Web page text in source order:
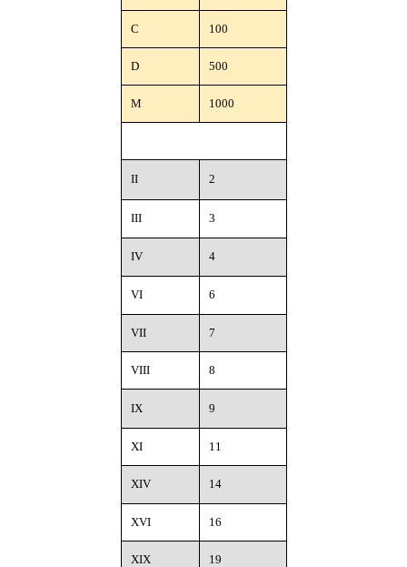
C 100
D 500
M 1000
II 2
III 3
IV 4
VI 6
VII 7
VIII 8
IX 9
XI 11
XIV 14
XVI 16
XIX 19